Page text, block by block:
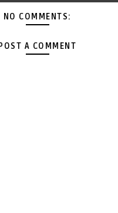
NO COMMENTS:
A COMMENT